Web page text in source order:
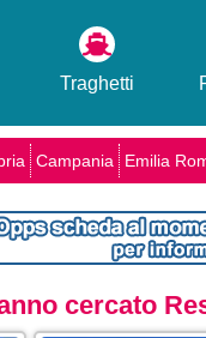
Traghetti
Campania Emilia
cercato